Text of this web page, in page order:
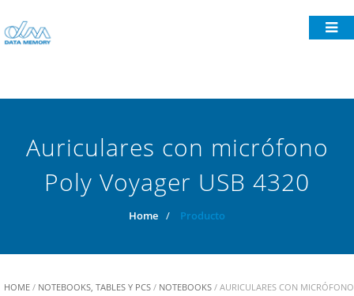
Auriculares con micrófono
Poly Voyager USB 4320
Home / Producto
HOME / NOTEBOOKS, TABLES Y PCS / NOTEBOOKS / AURICULARES CON MICRÓFONO